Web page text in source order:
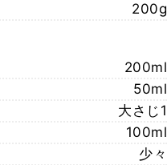
200g
200ml
50ml
大さじ1
100ml
少々